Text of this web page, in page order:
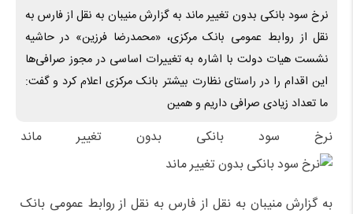
نرخ سود بانکی بدون تغییر ماند به گزارش منیبان به نقل از فارس به
نقل از روابط عمومی بانک مرکزی، «محمدرضا فرزین» در حاشیه
نشست هیات دولت با اشاره به تغییرات اساسی در مجوز صرافی‌ها
این اقدام را در راستای نظارت بیشتر بانک مرکزی اعلام کرد و گفت:
ما تعداد زیادی صرافی داریم و همین
نرخ سود بانکی بدون تغییر ماند
به گزارش منیبان به نقل از فارس به نقل از روابط عمومی بانک